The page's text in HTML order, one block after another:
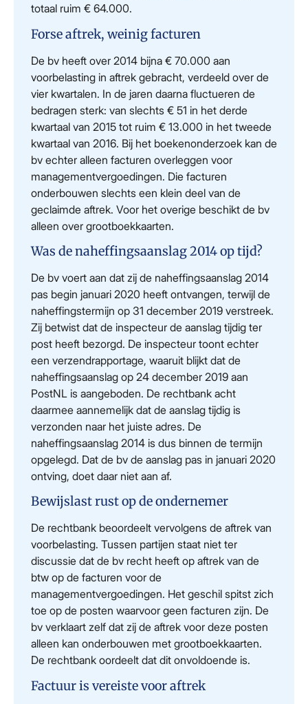
totaal ruim € 64.000.
Forse aftrek, weinig facturen
De bv heeft over 2014 bijna € 70.000 aan
voorbelasting in aftrek gebracht, verdeeld over de
vier kwartalen. In de jaren daarna fluctueren de
bedragen sterk: van slechts € 51 in het derde
kwartaal van 2015 tot ruim € 13.000 in het tweede
kwartaal van 2016. Bij het boekenonderzoek kan de
bv echter alleen facturen overleggen voor
managementvergoedingen. Die facturen
onderbouwen slechts een klein deel van de
geclaimde aftrek. Voor het overige beschikt de bv
alleen over grootboekkaarten.
Was de naheffingsaanslag 2014 op tijd?
De bv voert aan dat zij de naheffingsaanslag 2014
pas begin januari 2020 heeft ontvangen, terwijl de
naheffingstermijn op 31 december 2019 verstreek.
Zij betwist dat de inspecteur de aanslag tijdig ter
post heeft bezorgd. De inspecteur toont echter
een verzendrapportage, waaruit blijkt dat de
naheffingsaanslag op 24 december 2019 aan
PostNL is aangeboden. De rechtbank acht
daarmee aannemelijk dat de aanslag tijdig is
verzonden naar het juiste adres. De
naheffingsaanslag 2014 is dus binnen de termijn
opgelegd. Dat de bv de aanslag pas in januari 2020
ontving, doet daar niet aan af.
Bewijslast rust op de ondernemer
De rechtbank beoordeelt vervolgens de aftrek van
voorbelasting. Tussen partijen staat niet ter
discussie dat de bv recht heeft op aftrek van de
btw op de facturen voor de
managementvergoedingen. Het geschil spitst zich
toe op de posten waarvoor geen facturen zijn. De
bv verklaart zelf dat zij de aftrek voor deze posten
alleen kan onderbouwen met grootboekkaarten.
De rechtbank oordeelt dat dit onvoldoende is.
Factuur is vereiste voor aftrek